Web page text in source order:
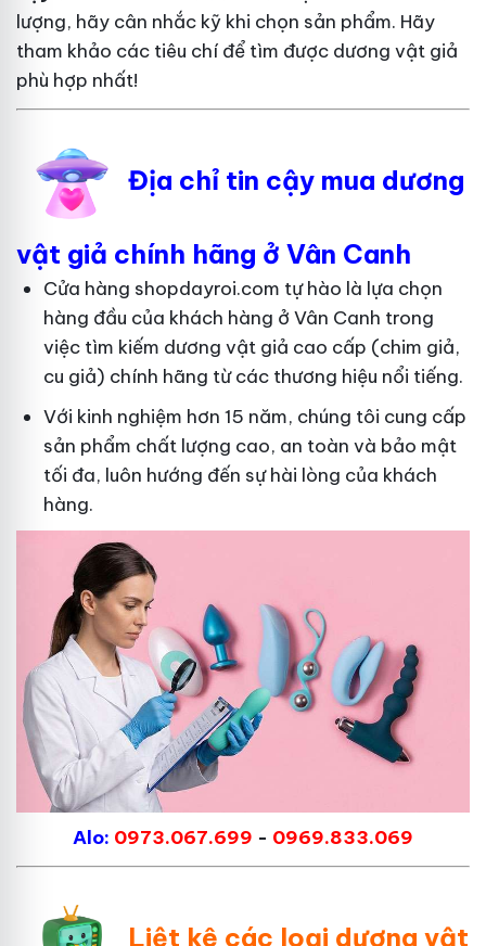
lượng, hãy cân nhắc kỹ khi chọn sản phẩm. Hãy
tham khảo các tiêu chí để tìm được dương vật giả
phù hợp nhất!
Địa chỉ tin cậy mua dương
vật giả chính hãng ở Vân Canh
Cửa hàng shopdayroi.com tự hào là lựa chọn
hàng đầu của khách hàng ở Vân Canh trong
việc tìm kiếm dương vật giả cao cấp (chim giả,
cu giả) chính hãng từ các thương hiệu nổi tiếng.
Với kinh nghiệm hơn 15 năm, chúng tôi cung cấp
sản phẩm chất lượng cao, an toàn và bảo mật
tối đa, luôn hướng đến sự hài lòng của khách
hàng.
Alo: 0973.067.699 - 0969.833.069
Liệt kê các loại dương vật